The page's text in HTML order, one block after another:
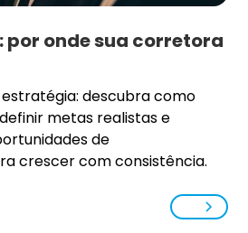
por onde sua corretora
descubra como
metas realistas e
de
crescer com consistência.